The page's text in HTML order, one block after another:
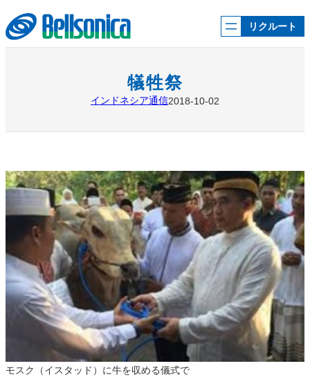
容
を
ス
リクルート
犠牲祭
インドネシア通信2018-10-02
モスク（イスタッド）に牛を収める儀式で